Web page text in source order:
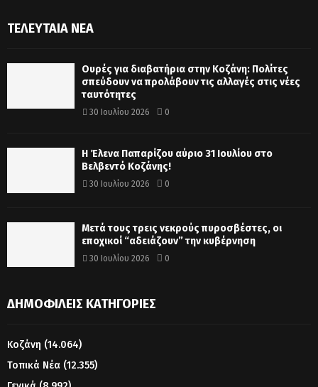
ΤΕΛΕΥΤΑΊΑ ΝΈΑ
Ουρές για διαβατήρια στην Κοζάνη: Πολίτες
σπεύδουν να προλάβουν τις αλλαγές στις νέες
ταυτότητες
30 Ιουλίου 2026 0
Η Έλενα Παπαρίζου αύριο 31 Ιουλίου στο
Βελβεντό Κοζάνης!
30 Ιουλίου 2026 0
Μετά τους τρεις νεκρούς πυροσβέστες, οι
εποχικοί “αδειάζουν” την κυβέρνηση
30 Ιουλίου 2026 0
ΔΗΜΟΦΙΛΕΊΣ ΚΑΤΗΓΟΡΊΕΣ
Κοζάνη (14.064)
Τοπικά Νέα (12.355)